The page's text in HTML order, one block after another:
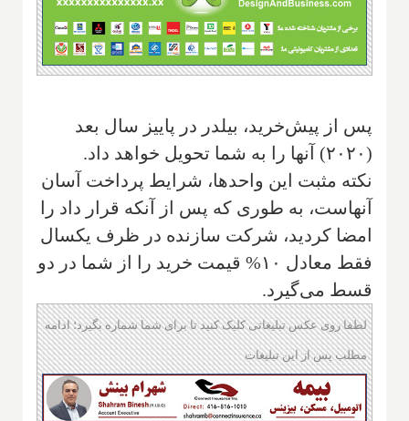
پس از پیش‌خرید، بیلدر در پاییز سال بعد
(۲۰۲۰) آنها را به شما تحویل خواهد داد.
نکته مثبت این واحدها، شرایط پرداخت آسان
آنهاست، به طوری که پس از آنکه قرار داد را
امضا کردید، شرکت سازنده در ظرف یکسال
فقط معادل ۱۰% قیمت خرید را از شما در دو
قسط می‌گیرد.‌
لطفا روی عکس تبلیغاتی کلیک کنید تا برای شما شماره بگیرد؛ ادامه
مطلب پس از این تبلیغات